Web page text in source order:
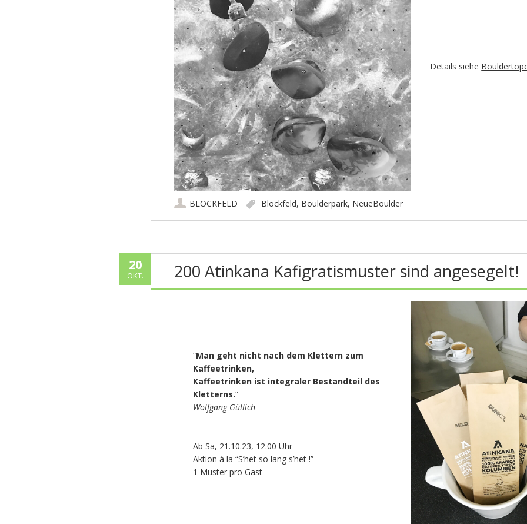
Details siehe
BLOCKFELD Blockfeld, Boulderpark, NeueBoulder
20
OKT. 200 Atinkana Kafigratismuster sind angesegelt!
“Man geht nicht nach dem Klettern zum
Kaffeetrinken,
Kaffeetrinken ist integraler Bestandteil des
Kletterns.“
Wolfgang Güllich
Ab Sa, 21.10.23, 12.00 Uhr
Aktion à la “S’het so lang s’het !”
1 Muster pro Gast